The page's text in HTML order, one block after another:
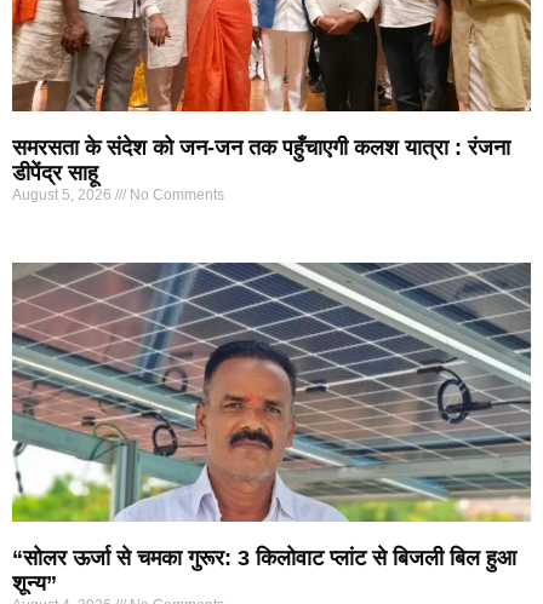
समरसता के संदेश को जन-जन तक पहुँचाएगी कलश यात्रा : रंजना
डीपेंद्र साहू
August 5, 2026 No Comments
“सोलर ऊर्जा से चमका गुरूर: 3 किलोवाट प्लांट से बिजली बिल हुआ
शून्य”